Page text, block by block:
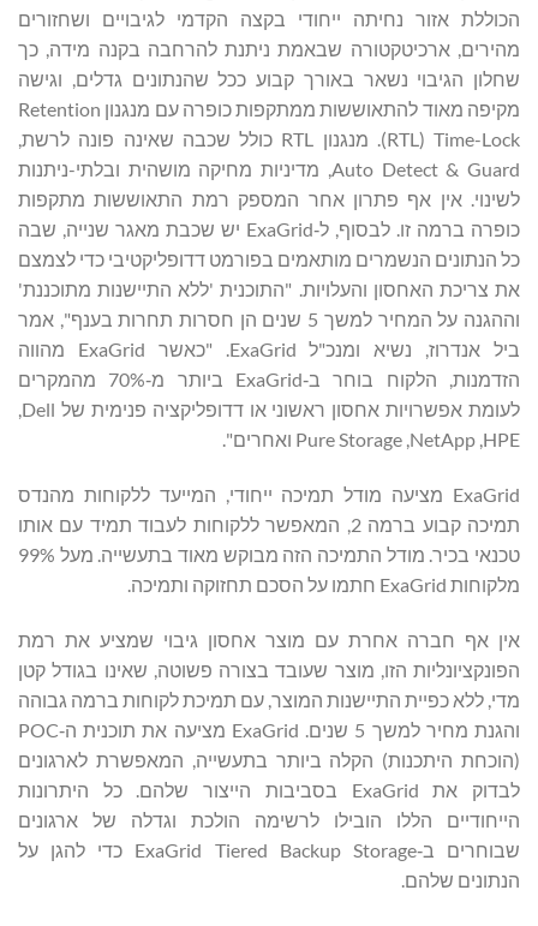
הכוללת אזור נחיתה ייחודי בקצה הקדמי לגיבויים ושחזורים
מהירים, ארכיטקטורה שבאמת ניתנת להרחבה בקנה מידה, כך
שחלון הגיבוי נשאר באורך קבוע ככל שהנתונים גדלים, וגישה
מקיפה מאוד להתאוששות ממתקפות כופרה עם מנגנון Retention
Time-Lock ‏(RTL). מנגנון RTL כולל שכבה שאינה פונה לרשת,
Auto Detect & Guard, מדיניות מחיקה מושהית ובלתי-ניתנות
לשינוי. אין אף פתרון אחר המספק רמת התאוששות מתקפות
כופרה ברמה זו. לבסוף, ל‑ExaGrid יש שכבת מאגר שנייה, שבה
כל הנתונים הנשמרים מותאמים בפורמט דדופליקטיבי כדי לצמצם
את צריכת האחסון והעלויות. "התוכנית 'ללא התיישנות מתוכננת'
וההגנה על המחיר למשך 5 שנים הן חסרות תחרות בענף", אמר
ביל אנדרוז, נשיא ומנכ"ל ExaGrid. "כאשר ExaGrid מהווה
הזדמנות, הלקוח בוחר ב‑ExaGrid ביותר מ‑70% מהמקרים
לעומת אפשרויות אחסון ראשוני או דדופליקציה פנימית של Dell,
ExaGrid מציעה מודל תמיכה ייחודי, המייעד ללקוחות מהנדס
תמיכה קבוע ברמה 2, המאפשר ללקוחות לעבוד תמיד עם אותו
טכנאי בכיר. מודל התמיכה הזה מבוקש מאוד בתעשייה. מעל 99%
מלקוחות ExaGrid חתמו על הסכם תחזוקה ותמיכה.
אין אף חברה אחרת עם מוצר אחסון גיבוי שמציע את רמת
הפונקציונליות הזו, מוצר שעובד בצורה פשוטה, שאינו בגודל קטן
מדי, ללא כפיית התיישנות המוצר, עם תמיכת לקוחות ברמה גבוהה
והגנת מחיר למשך 5 שנים. ExaGrid מציעה את תוכנית ה‑POC
‏(הוכחת היתכנות) הקלה ביותר בתעשייה, המאפשרת לארגונים
לבדוק את ExaGrid בסביבות הייצור שלהם. כל היתרונות
הייחודיים הללו הובילו לרשימה הולכת וגדלה של ארגונים
שבוחרים ב‑ExaGrid Tiered Backup Storage כדי להגן על
הנתונים שלהם.